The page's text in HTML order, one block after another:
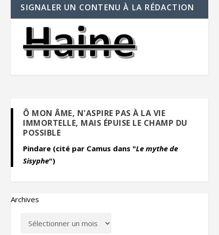
SIGNALER UN CONTENU À LA RÉDACTION
Ô MON ÂME, N'ASPIRE PAS À LA VIE
IMMORTELLE, MAIS ÉPUISE LE CHAMP DU
POSSIBLE
Pindare (cité par Camus dans "Le mythe de
Sisyphe")
Archives